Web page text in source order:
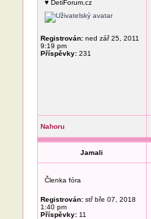
♥ DetiForum.cz
Registrován:ned zář 25, 2011
9:19 pm
Příspěvky:231
Nahoru
Jamali
Členka fóra
Registrován:stř bře 07, 2018
1:40 pm
Příspěvky:11